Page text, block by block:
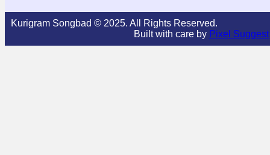
Kurigram Songbad © 2025. All Rights Reserved.
Built with care by Pixel Suggest